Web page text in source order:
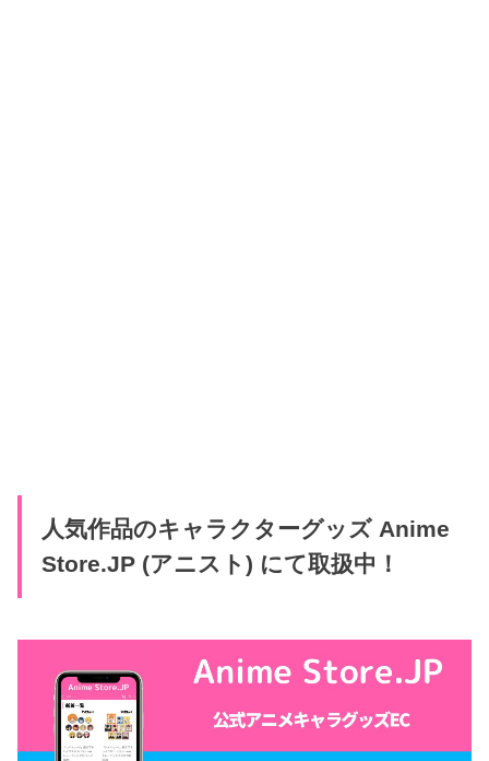
人気作品のキャラクターグッズ Anime
Store.JP (アニスト) にて取扱中！